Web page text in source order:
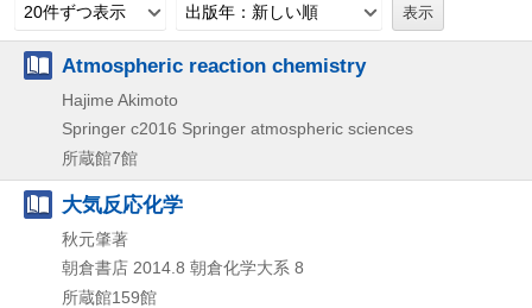
20件ずつ表示 出版年：新しい順
Atmospheric reaction chemistry
Hajime Akimoto
Springer c2016 Springer atmospheric sciences
所蔵館7館
大気反応化学
秋元肇著
朝倉書店 2014.8 朝倉化学大系 8
所蔵館159館